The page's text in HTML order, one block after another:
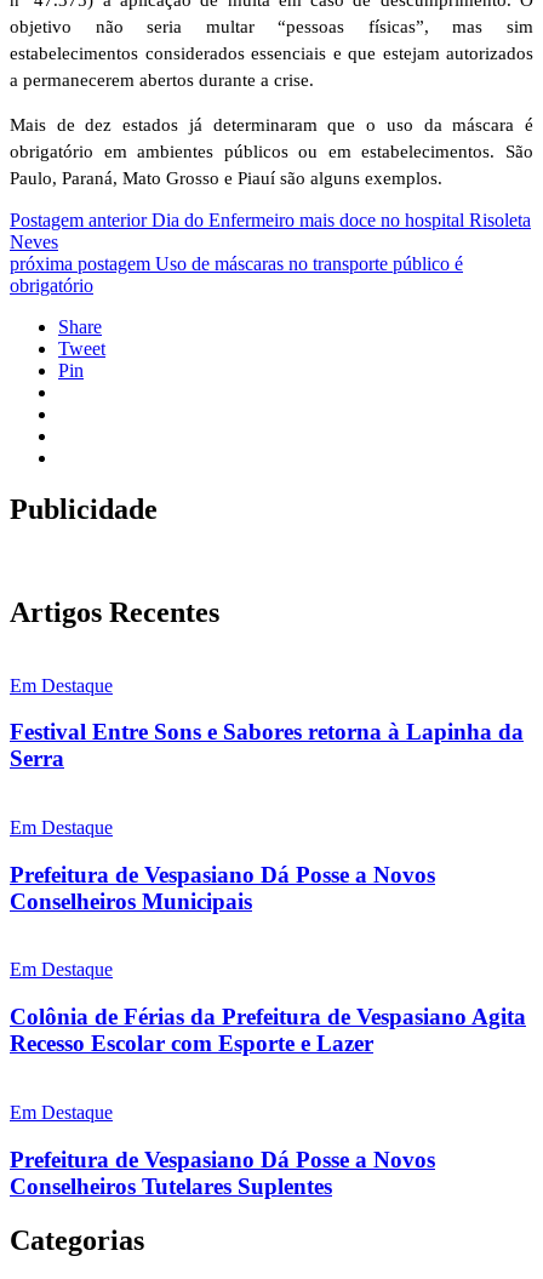
objetivo não seria multar “pessoas físicas”, mas sim
estabelecimentos considerados essenciais e que estejam autorizados
a permanecerem abertos durante a crise.
Mais de dez estados já determinaram que o uso da máscara é
obrigatório em ambientes públicos ou em estabelecimentos. São
Paulo, Paraná, Mato Grosso e Piauí são alguns exemplos.
Postagem anterior Dia do Enfermeiro mais doce no hospital Risoleta
Neves
próxima postagem Uso de máscaras no transporte público é
obrigatório
Share
Tweet
Pin
Publicidade
Artigos Recentes
Em Destaque
Festival Entre Sons e Sabores retorna à Lapinha da
Serra
Em Destaque
Prefeitura de Vespasiano Dá Posse a Novos
Conselheiros Municipais
Em Destaque
Colônia de Férias da Prefeitura de Vespasiano Agita
Recesso Escolar com Esporte e Lazer
Em Destaque
Prefeitura de Vespasiano Dá Posse a Novos
Conselheiros Tutelares Suplentes
Categorias